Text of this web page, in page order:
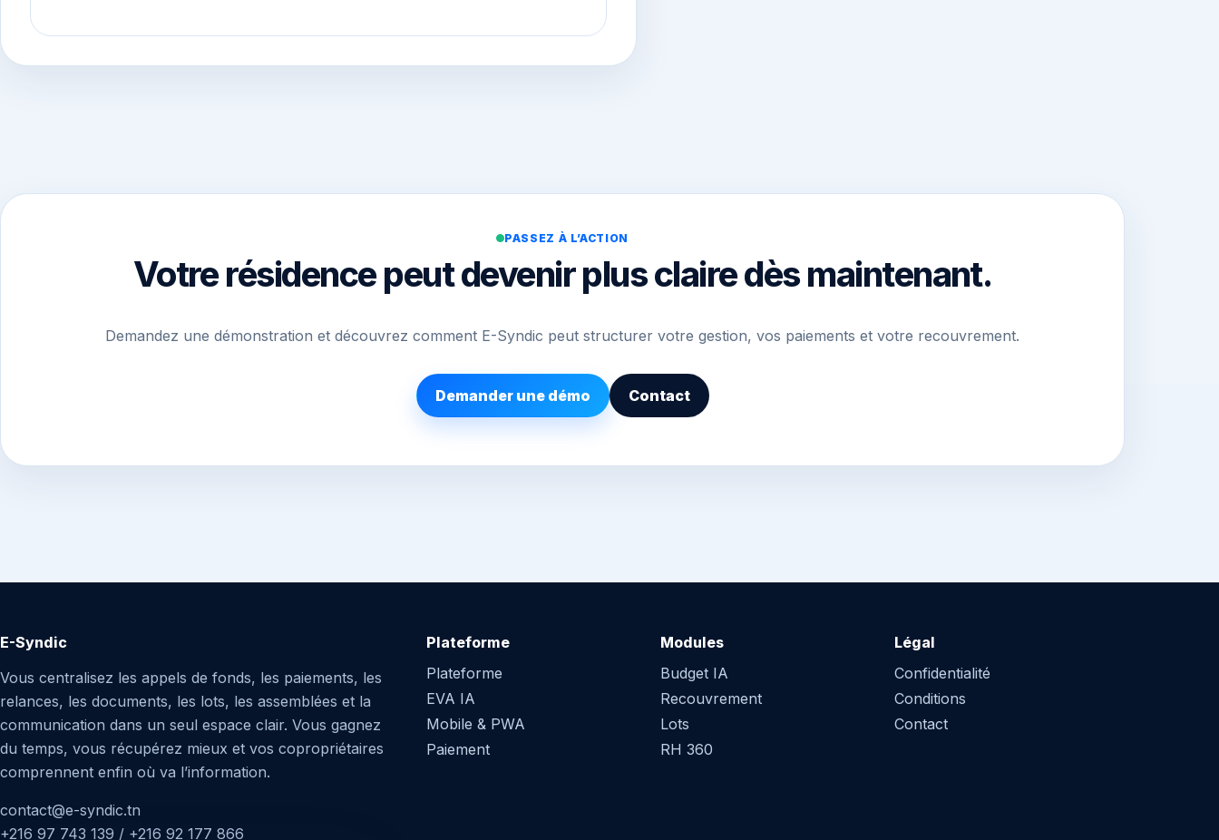
PASSEZ À L’ACTION
Votre résidence peut devenir plus claire dès maintenant.
Demandez une démonstration et découvrez comment E-Syndic peut structurer votre gestion, vos paiements et votre recouvrement.
Demander une démo Contact
E-Syndic
Vous centralisez les appels de fonds, les paiements, les
relances, les documents, les lots, les assemblées et la
communication dans un seul espace clair. Vous gagnez
du temps, vous récupérez mieux et vos copropriétaires
comprennent enfin où va l’information.
contact@e-syndic.tn
+216 97 743 139 / +216 92 177 866
Plateforme
Plateforme
EVA IA
Mobile & PWA
Paiement
Modules
Budget IA
Recouvrement
Lots
RH 360
Légal
Confidentialité
Conditions
Contact